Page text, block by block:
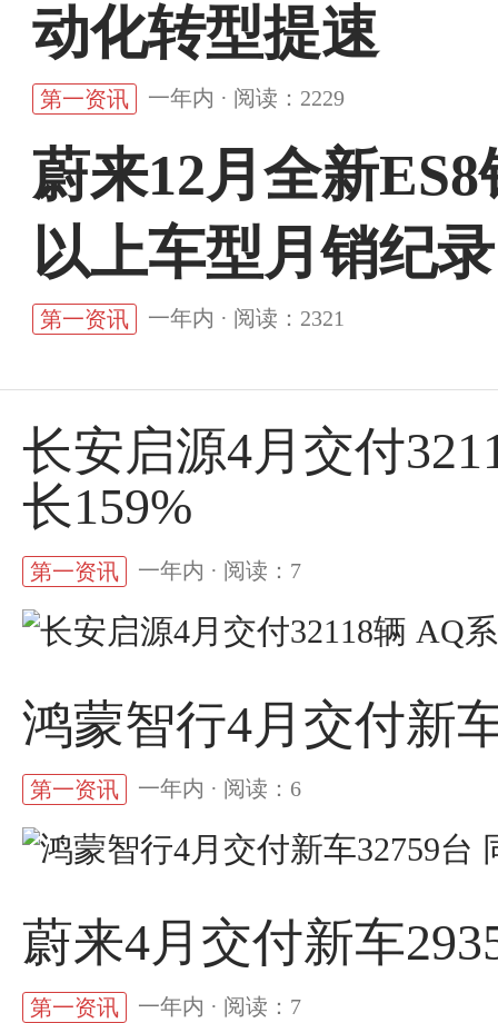
动化转型提速
第一资讯 一年内 · 阅读：2229
蔚来12月全新
以上车型月销纪录
第一资讯 一年内 · 阅读：2321
长安启源4月交付
长159%
第一资讯 一年内 · 阅读：7
鸿蒙智行4月交付新
第一资讯 一年内 · 阅读：6
蔚来4月交付新车
第一资讯 一年内 · 阅读：7